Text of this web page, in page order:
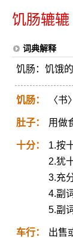
饥肠辘辘
词典解释
饥肠：饥饿
饥肠： 〈
肚子： 用做
十分：
1.按
2.犹
3.充
4.副
5.副
车行： 出售